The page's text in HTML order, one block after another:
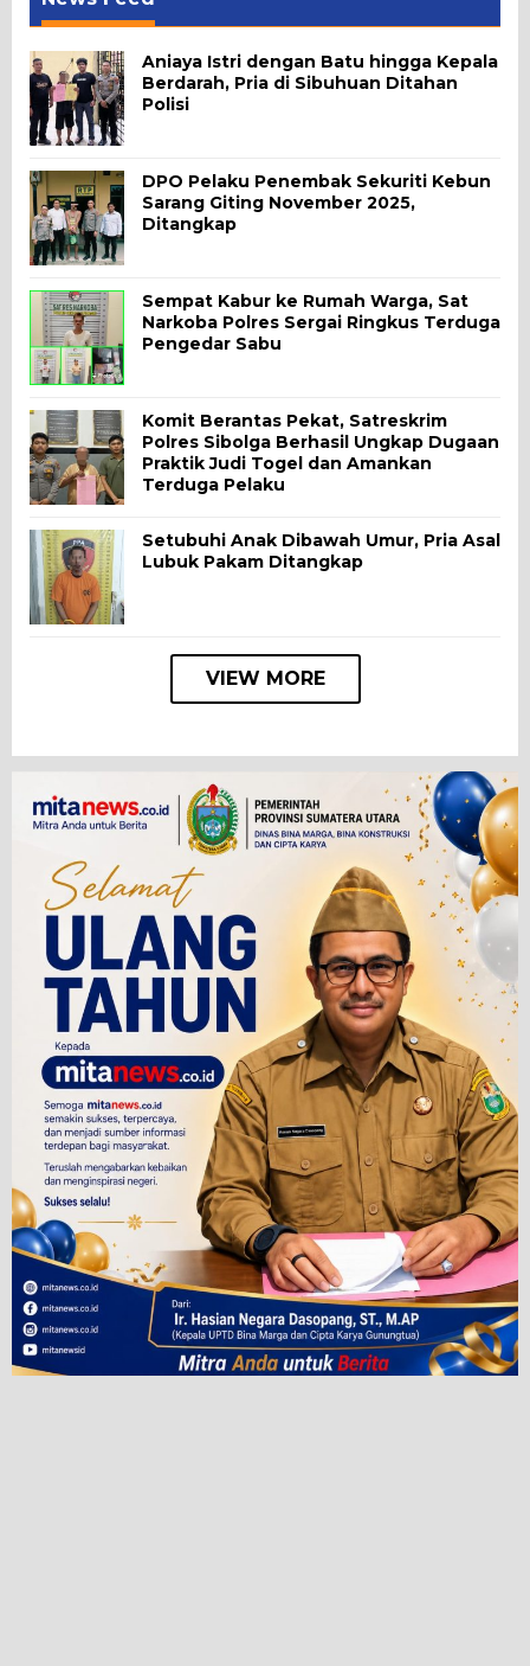
Aniaya Istri dengan Batu hingga Kepala
Berdarah, Pria di Sibuhuan Ditahan
Polisi
DPO Pelaku Penembak Sekuriti Kebun
Sarang Giting November 2025,
Ditangkap
Sempat Kabur ke Rumah Warga, Sat
Narkoba Polres Sergai Ringkus Terduga
Pengedar Sabu
Komit Berantas Pekat, Satreskrim
Polres Sibolga Berhasil Ungkap Dugaan
Praktik Judi Togel dan Amankan
Terduga Pelaku
Setubuhi Anak Dibawah Umur, Pria Asal
Lubuk Pakam Ditangkap
VIEW MORE